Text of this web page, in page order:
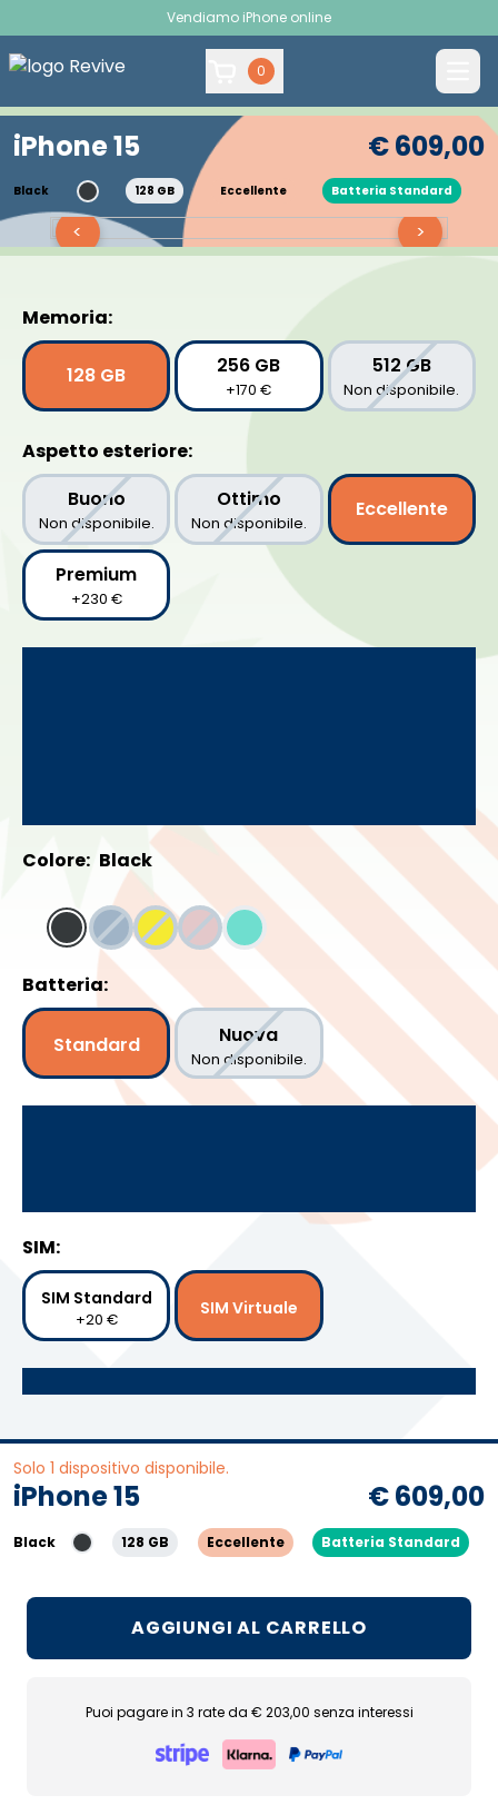
Vendiamo iPhone online
0
iPhone 15 € 609,00
Black 128 GB Eccellente Batteria Standard
>
<
Memoria:
128 GB 256 GB
+170 €
512 GB
Non disponibile.
Aspetto esteriore:
Buono
Non disponibile.
Ottimo
Non disponibile.
Eccellente
Premium
+230 €
Colore: Black
Batteria:
Standard Nuova
Non disponibile.
SIM:
SIM Standard
+20 € SIM Virtuale
Solo 1 dispositivo disponibile.
iPhone 15 € 609,00
Black 128 GB Eccellente Batteria Standard
AGGIUNGI AL CARRELLO
Puoi pagare in 3 rate da € 203,00 senza interessi